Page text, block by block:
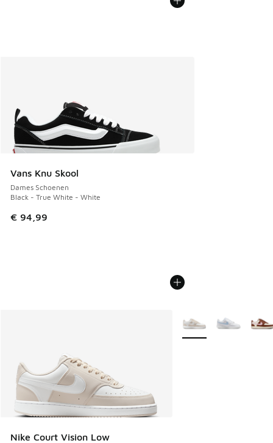
Vans Knu Skool
Dames Schoenen
Black - True White - White
€ 94,99
Nike Court Vision Low
Meer kleuren